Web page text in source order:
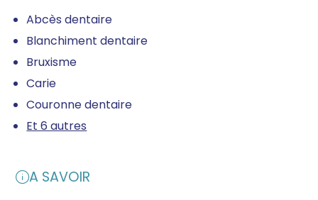
Abcès dentaire
Blanchiment dentaire
Bruxisme
Carie
Couronne dentaire
Et 6 autres
A SAVOIR